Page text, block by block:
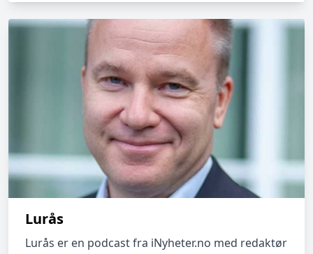
Lurås
Lurås er en podcast fra iNyheter.no med redaktør